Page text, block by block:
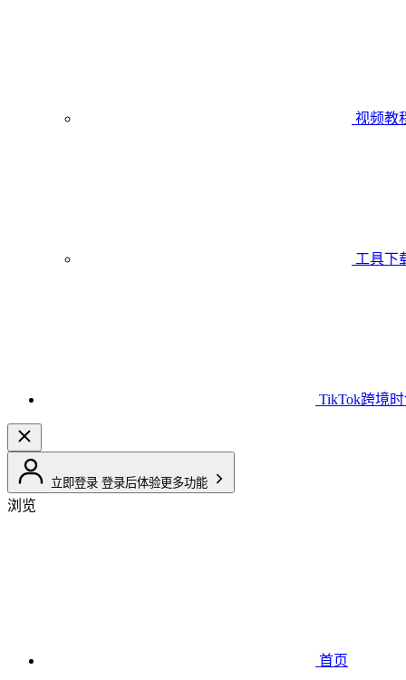
视频教
工具下
TikTok跨境
立即登录 登录后体验更多功能
浏览
首页